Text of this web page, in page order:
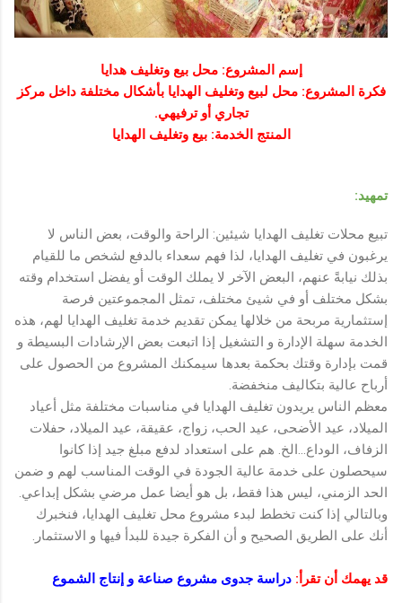
إسم المشروع: محل بيع وتغليف هدايا
فكرة المشروع: محل لبيع وتغليف الهدايا بأشكال مختلفة داخل مركز
تجاري أو ترفيهي.
المنتج الخدمة: بيع وتغليف الهدايا
تمهيد:
تبيع محلات تغليف الهدايا شيئين: الراحة والوقت، بعض الناس لا
يرغبون في تغليف الهدايا، لذا فهم سعداء بالدفع لشخص ما للقيام
بذلك نيابةً عنهم، البعض الآخر لا يملك الوقت أو يفضل استخدام وقته
بشكل مختلف أو في شيئ مختلف، تمثل المجموعتين فرصة
إستثمارية مربحة من خلالها يمكن تقديم خدمة تغليف الهدايا لهم، هذه
الخدمة سهلة الإدارة و التشغيل إذا اتبعت بعض الإرشادات البسيطة و
قمت بإدارة وقتك بحكمة بعدها سيمكنك المشروع من الحصول على
أرباح عالية بتكاليف منخفضة.
معظم الناس يريدون تغليف الهدايا في مناسبات مختلفة مثل أعياد
الميلاد، عيد الأضحى، عيد الحب، زواج، عقيقة، عيد الميلاد، حفلات
الزفاف، الوداع...الخ. هم على استعداد لدفع مبلغ جيد إذا كانوا
سيحصلون على خدمة عالية الجودة في الوقت المناسب لهم و ضمن
الحد الزمني، ليس هذا فقط، بل هو أيضا عمل مرضي بشكل إبداعي.
وبالتالي إذا كنت تخطط لبدء مشروع محل تغليف الهدايا، فنخبرك
أنك على الطريق الصحيح و أن الفكرة جيدة للبدأ فيها و الاستثمار.
قد يهمك أن تقرأ: دراسة جدوى مشروع صناعة و إنتاج الشموع